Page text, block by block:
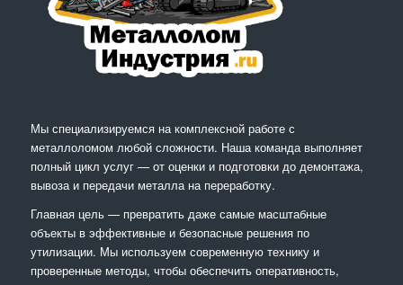
Мы специализируемся на комплексной работе с
металлоломом любой сложности. Наша команда выполняет
полный цикл услуг — от оценки и подготовки до демонтажа,
вывоза и передачи металла на переработку.
Главная цель — превратить даже самые масштабные
объекты в эффективные и безопасные решения по
утилизации. Мы используем современную технику и
проверенные методы, чтобы обеспечить оперативность,